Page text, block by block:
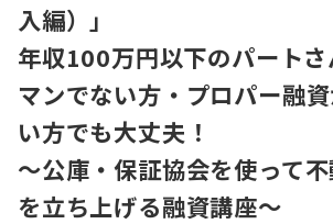
入編）」
年収100万円以下のパート
マンでない方・プロパー融
い方でも大丈夫！
～公庫・保証協会を使って
を立ち上げる融資講座～